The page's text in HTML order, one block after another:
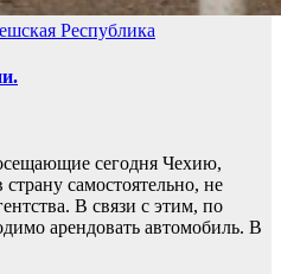
Республика
сегодня Чехию,
самостоятельно, не
В связи с этим, по
арендовать автомобиль. В